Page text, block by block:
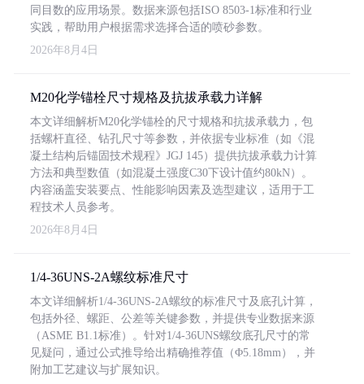
同目数的应用场景。数据来源包括ISO 8503-1标准和行业
实践，帮助用户根据需求选择合适的喷砂参数。
2026年8月4日
M20化学锚栓尺寸规格及抗拔承载力详解
本文详细解析M20化学锚栓的尺寸规格和抗拔承载力，包
括螺杆直径、钻孔尺寸等参数，并依据专业标准（如《混
凝土结构后锚固技术规程》JGJ 145）提供抗拔承载力计算
方法和典型数值（如混凝土强度C30下设计值约80kN）。
内容涵盖安装要点、性能影响因素及选型建议，适用于工
程技术人员参考。
2026年8月4日
1/4-36UNS-2A螺纹标准尺寸
本文详细解析1/4-36UNS-2A螺纹的标准尺寸及底孔计算，
包括外径、螺距、公差等关键参数，并提供专业数据来源
（ASME B1.1标准）。针对1/4-36UNS螺纹底孔尺寸的常
见疑问，通过公式推导给出精确推荐值（Φ5.18mm），并
附加工艺建议与扩展知识。